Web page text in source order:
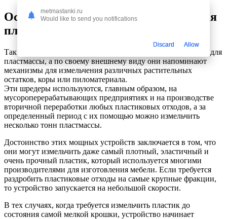
Особенности устройств для дробления
пластика
Такие устройства называются дробилками или шредерами для
пластмассы, а по своему внешнему виду они напоминают
механизмы для измельчения различных растительных
остатков, коры или пиломатериала.
Эти шредеры используются, главным образом, на
мусороперерабатывающих предприятиях и на производстве
вторичной переработки любых пластиковых отходов, а за
определенный период с их помощью можно измельчить
несколько тонн пластмассы.
Достоинство этих мощных устройств заключается в том, что
они могут измельчить даже самый плотный, эластичный и
очень прочный пластик, который используется многими
производителями для изготовления мебели. Если требуется
раздробить пластиковые отходы на самые крупные фракции,
то устройство запускается на небольшой скорости.
В тех случаях, когда требуется измельчить пластик до
состояния самой мелкой крошки, устройство начинает
metmastanki.ru
Would like to send you notifications
Discard Allow